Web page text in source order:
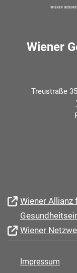
Wiener
Treustraße
Wiener
Wiener
Impressum